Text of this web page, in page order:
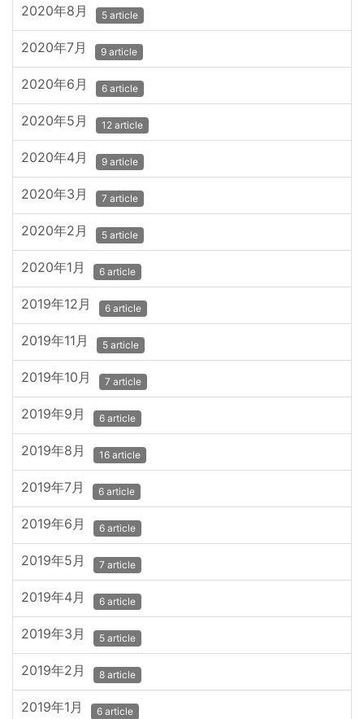
2020年8月 5 article
2020年7月 9 article
2020年6月 6 article
2020年5月 12 article
2020年4月 9 article
2020年3月 7 article
2020年2月 5 article
2020年1月 6 article
2019年12月 6 article
2019年11月 5 article
2019年10月 7 article
2019年9月 6 article
2019年8月 16 article
2019年7月 6 article
2019年6月 6 article
2019年5月 7 article
2019年4月 6 article
2019年3月 5 article
2019年2月 8 article
2019年1月 6 article